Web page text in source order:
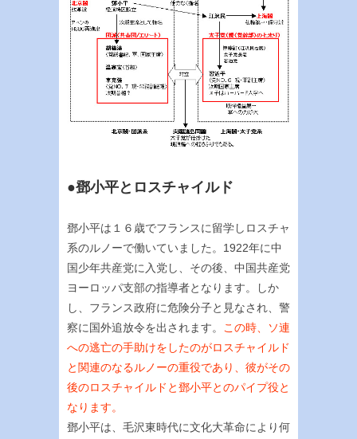
●鄧小平とロスチャイルド
鄧小平は１６歳でフランスに留学しロスチャ
系のルノーで働いていました。1922年に中
国少年共産党に入党し、その後、中国共産党
ヨーロッパ支部の指導者となります。しか
し、フランス政府に危険分子と見なされ、警
察に国外追放令を出されます。
この時、ソ連
への逃亡の手助けをしたのがロスチャイルド
と関連のなるルノーの重役であり、彼がその
後のロスチャイルドと鄧小平とのパイプ役と
なります。
鄧小平は、毛沢東時代に文化大革命により何